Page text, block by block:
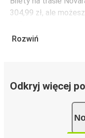
304,99 zł, ale
unikając weekendów i świąt. Aby
Podróż autobusem
Rozwiń
Odkryj więcej